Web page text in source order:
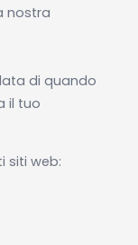
nostra
di quando
il tuo
siti web: